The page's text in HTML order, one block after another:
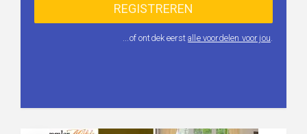
...of ontdek eerstalle voordelen voor jou.